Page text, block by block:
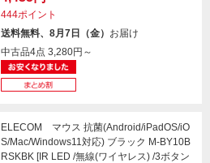
444ポイント
送料無料、8月7日（金） お届け
中古品4点 3,280円～
ELECOM マウス 抗菌(Android/iPadOS/iO
S/Mac/Windows11対応) ブラック M-BY10B
RSKBK [IR LED /無線(ワイヤレス) /3ボタン